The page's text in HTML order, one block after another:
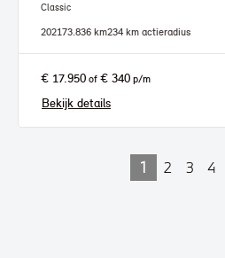
Classic
202173.836 km234 km actieradius
€ 17.950 of € 340 p/m
Bekijk details
1 2 3 4